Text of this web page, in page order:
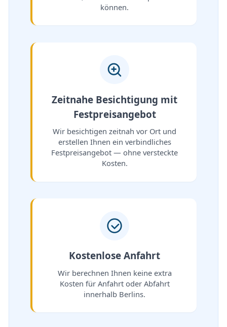
können.
Zeitnahe Besichtigung mit
Festpreisangebot
Wir besichtigen zeitnah vor Ort und
erstellen Ihnen ein verbindliches
Festpreisangebot — ohne versteckte
Kosten.
Kostenlose Anfahrt
Wir berechnen Ihnen keine extra
Kosten für Anfahrt oder Abfahrt
innerhalb Berlins.